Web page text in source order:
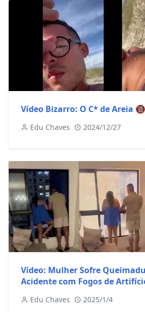
Vídeo Bizarro: O C* de Areia 🔞
Edu Chaves 2024/12/27
Vídeo: Mulher Sofre
Acidente com Fogos de
Edu Chaves 2025/1/4